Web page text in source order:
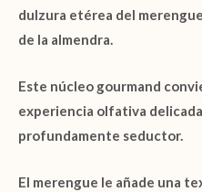
dulzura etérea del merengue
de la almendra.
Este núcleo gourmand
experiencia olfativa
profundamente seductor.
El merengue le añade una